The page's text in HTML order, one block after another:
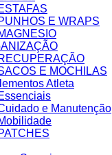
E WRAPS
E MOCHILAS
Atleta
e Manutenção